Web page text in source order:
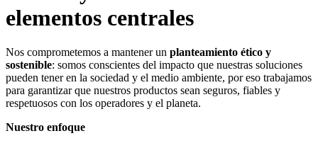
elementos centrales
Nos comprometemos a mantener un planteamiento ético y
sostenible: somos conscientes del impacto que nuestras soluciones
pueden tener en la sociedad y el medio ambiente, por eso trabajamos
para garantizar que nuestros productos sean seguros, fiables y
respetuosos con los operadores y el planeta.
Nuestro enfoque